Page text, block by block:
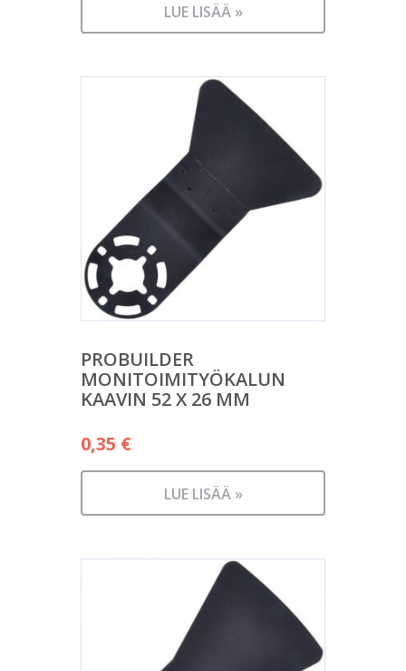
LUE LISÄÄ »
PROBUILDER
MONITOIMITYÖKALUN
KAAVIN 52 X 26 MM
0,35 €
LUE LISÄÄ »